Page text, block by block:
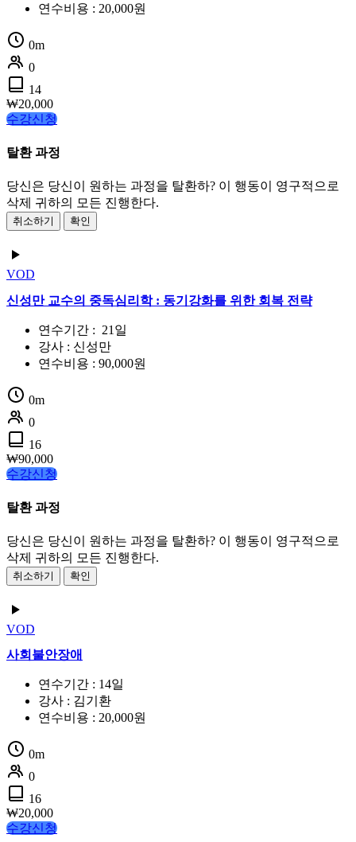
연수비용 : 20,000원
0m
0
14
₩20,000
수강신청
탈환 과정
당신은 당신이 원하는 과정을 탈환하? 이 행동이 영구적으로
삭제 귀하의 모든 진행한다.
취소하기 확인
VOD
신성만 교수의 중독심리학 : 동기강화를 위한 회복 전략
연수기간 : 21일
강사 : 신성만
연수비용 : 90,000원
0m
0
16
₩90,000
수강신청
탈환 과정
당신은 당신이 원하는 과정을 탈환하? 이 행동이 영구적으로
삭제 귀하의 모든 진행한다.
취소하기 확인
VOD
사회불안장애
연수기간 : 14일
강사 : 김기환
연수비용 : 20,000원
0m
0
16
₩20,000
수강신청